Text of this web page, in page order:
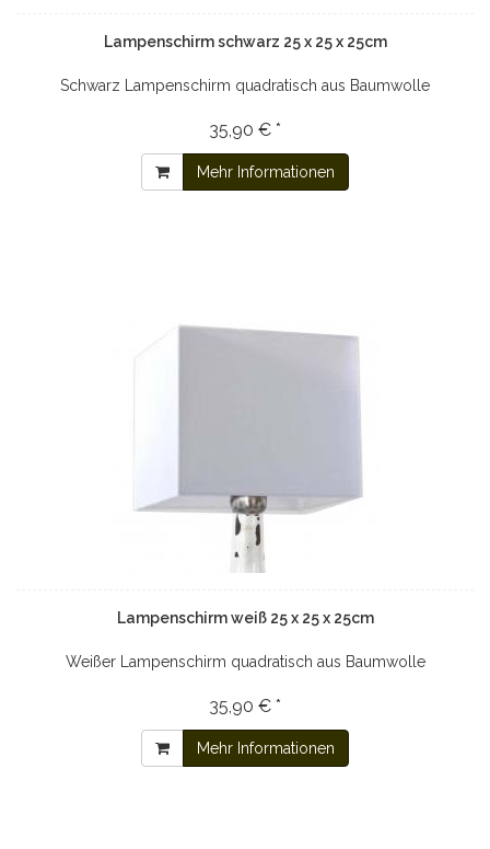
Lampenschirm schwarz 25 x 25 x 25cm
Schwarz Lampenschirm quadratisch aus Baumwolle
35,90 € *
Mehr Informationen
Lampenschirm weiß 25 x 25 x 25cm
Weißer Lampenschirm quadratisch aus Baumwolle
35,90 € *
Mehr Informationen